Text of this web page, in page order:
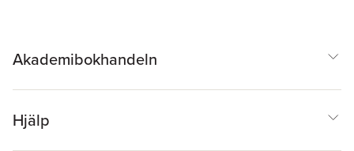
Akademibokhandeln
Hjälp